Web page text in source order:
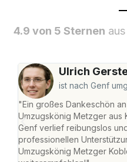
4.9 von 5 Sternen
Ulrich
ist nach Genf
"Ein großes Dankeschön
Umzugskönig Metzger aus
Genf verlief reibungslos
professionellen
Umzugskönig Metzger